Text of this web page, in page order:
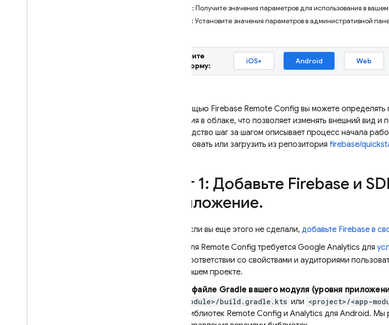
Шаг 4: Получите значения параметров для использования в
Шаг 5: Установите значения параметров в административной
Выберите
платформу:
iOS+ Android Web
С помощью Firebase Remote Config вы можете
значения в облаке, что позволяет изменять внешний вид
руководство шаг за шагом описывает процесс начала
клонировать или загрузить из репозитория firebase/
Шаг 1: Добавьте Firebase и
приложение.
Если вы еще этого не сделали, добавьте Firebase в
Для Remote Config требуется Google Analytics для
соответствии со свойствами и аудиториями
вашем проекте.
файле Gradle вашего модуля (уровня
module>/build.gradle.kts или <project>/<app-
библиотек Remote Config и Analytics для Android. Мы